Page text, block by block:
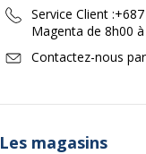
Service Client :
Magenta de 8h00
Contactez-nous
Les magasins